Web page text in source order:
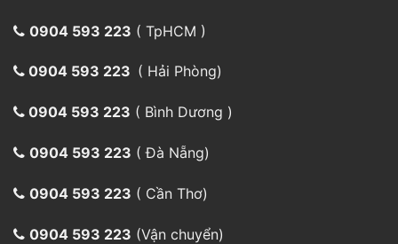
0904 593 223 ( TpHCM )
0904 593 223 ( Hải Phòng)
0904 593 223 ( Bình Dương )
0904 593 223 ( Đà Nẵng)
0904 593 223 ( Cần Thơ)
0904 593 223 (Vận chuyển)